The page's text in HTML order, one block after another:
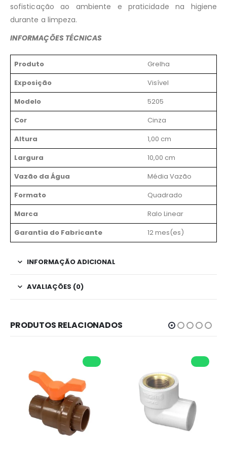
sofisticação ao ambiente e praticidade na higiene
durante a limpeza.
INFORMAÇÕES TÉCNICAS
Produto
Grelha
Exposição
Visível
Modelo
5205
Cor
Cinza
Altura
1,00 cm
Largura
10,00 cm
Vazão da Água
Média Vazão
Formato
Quadrado
Marca
Ralo Linear
Garantia do Fabricante
12 mes(es)
INFORMAÇÃO ADICIONAL
AVALIAÇÕES (0)
PRODUTOS RELACIONADOS